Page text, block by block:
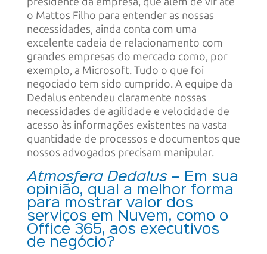
o Mattos Filho para entender as nossas
necessidades, ainda conta com uma
excelente cadeia de relacionamento com
grandes empresas do mercado como, por
exemplo, a Microsoft. Tudo o que foi
negociado tem sido cumprido. A equipe da
Dedalus entendeu claramente nossas
necessidades de agilidade e velocidade de
acesso às informações existentes na vasta
quantidade de processos e documentos que
nossos advogados precisam manipular.
Atmosfera Dedalus – Em sua
opinião, qual a melhor forma
para mostrar valor dos
serviços em Nuvem, como o
Office 365, aos executivos
de negócio?